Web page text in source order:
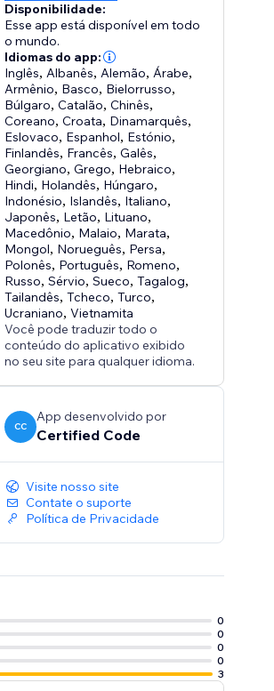
Disponibilidade:
Esse app está disponível em todo
o mundo.
Idiomas do app:
Inglês, Albanês, Alemão, Árabe,
Armênio, Basco, Bielorrusso,
Búlgaro,Catalão,Chinês,
Coreano,Croata, Dinamarquês,
Eslovaco, Espanhol, Estónio,
Finlandês, Francês,Galês,
Georgiano,Grego, Hebraico,
Hindi, Holandês, Húngaro,
Indonésio, Islandês, Italiano,
Japonês, Letão, Lituano,
Macedônio, Malaio, Marata,
Mongol, Norueguês, Persa,
Polonês, Português, Romeno,
Russo,Sérvio,Sueco,Tagalog,
Tailandês,Tcheco,Turco,
Ucraniano,Vietnamita
Você pode traduzir todo o
conteúdo do aplicativo exibido
no seu site para qualquer idioma.
CC
App desenvolvido por
Certified Code
Visite nosso site
Contate o suporte
Política de Privacidade
0
0
0
0
3